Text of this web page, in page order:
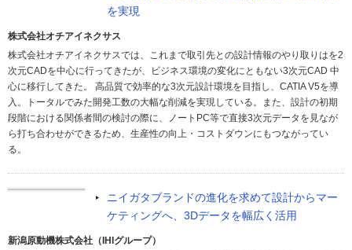
を実現
株式会社オチアイネクサス
株式会社オチアイネクサスでは、これまで取引先との設計情報のやり取りはを2
次元CADを中心に行ってきたが、ビジネス環境の変化にともない3次元CAD 中
心に移行してきた。 高品質で効率的な3次元設計環境を目指し、CATIA V5を導
入。トータルでみた開発工数の大幅な削減を実現している。また、設計の初期
段階における関係者間の検討の際に、ノートPC等で直接3次元データを見なが
ら打ち合わせができるため、生産性の向上・コストダウンにもつながってい
る。
ニイガタブランドの進化を求めて設計からマー
ケティングへ、3Dデータを幅広く活用
新潟原動機株式会社（IHIグループ）